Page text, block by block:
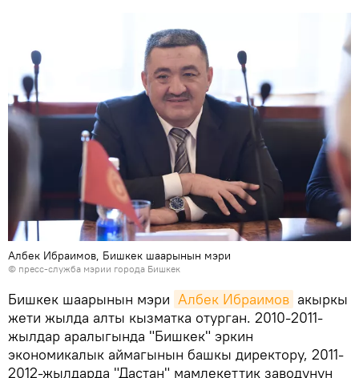
Албек Ибраимов, Бишкек шаарынын мэри
© пресс-служба мэрии города Бишкек
Бишкек шаарынын мэри Албек Ибраимов акыркы
жети жылда алты кызматка отурган. 2010-2011-
жылдар аралыгында "Бишкек" эркин
экономикалык аймагынын башкы директору, 2011-
2012-жылдарда "Дастан" мамлекеттик заводунун